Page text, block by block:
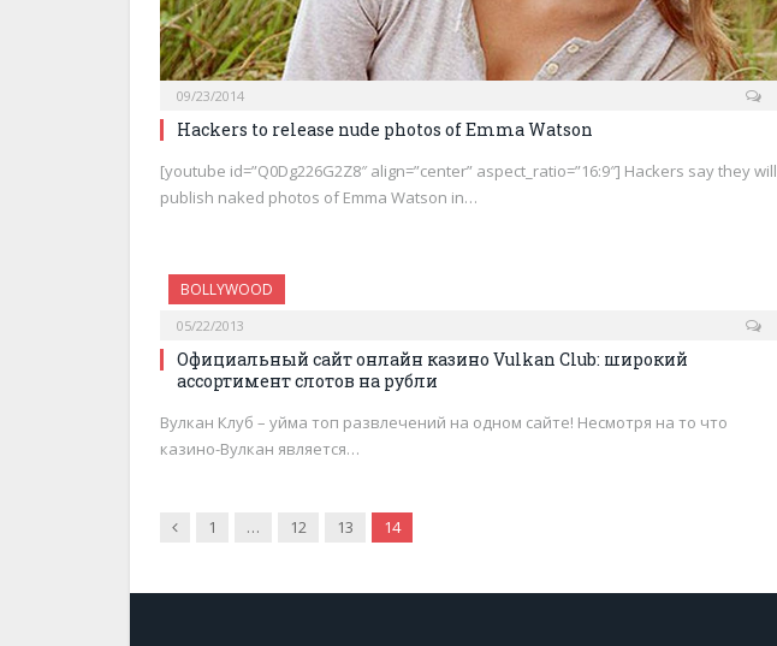
09/23/2014
Hackers to release nude photos of Emma Watson
[youtube id=”Q0Dg226G2Z8″ align=”center” aspect_ratio=”16:9″] Hackers say they will
publish naked photos of Emma Watson in…
BOLLYWOOD
05/22/2013
Официальный сайт онлайн казино Vulkan Club: широкий
ассортимент слотов на рубли
Вулкан Клуб – уйма топ развлечений на одном сайте! Несмотря на то что
казино-Вулкан является…
Previous
1 … 12 13 14